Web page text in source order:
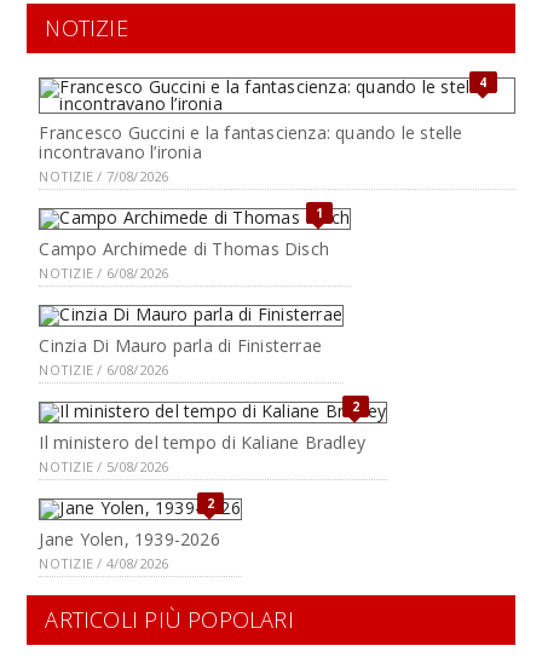
NOTIZIE
4
Francesco Guccini e la fantascienza: quando le stelle
incontravano l’ironia
NOTIZIE / 7/08/2026
1
Campo Archimede di Thomas Disch
NOTIZIE / 6/08/2026
Cinzia Di Mauro parla di Finisterrae
NOTIZIE / 6/08/2026
2
Il ministero del tempo di Kaliane Bradley
NOTIZIE / 5/08/2026
2
Jane Yolen, 1939-2026
NOTIZIE / 4/08/2026
ARTICOLI PIÙ POPOLARI